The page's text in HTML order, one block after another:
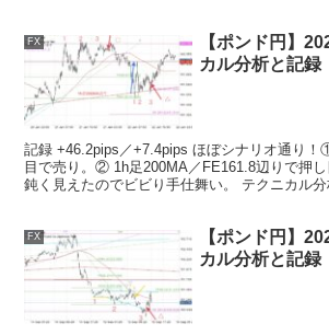
FX
【ポンド円】
カル分析と記録
記録 +46.2pips／+7.4pips ほぼシナリオ通り
目で売り。② 1h足200MA／FE161.8辺りで押
鈍く見えたのでビビり手仕舞い。 テクニカル
FX
【ポンド円】
カル分析と記録